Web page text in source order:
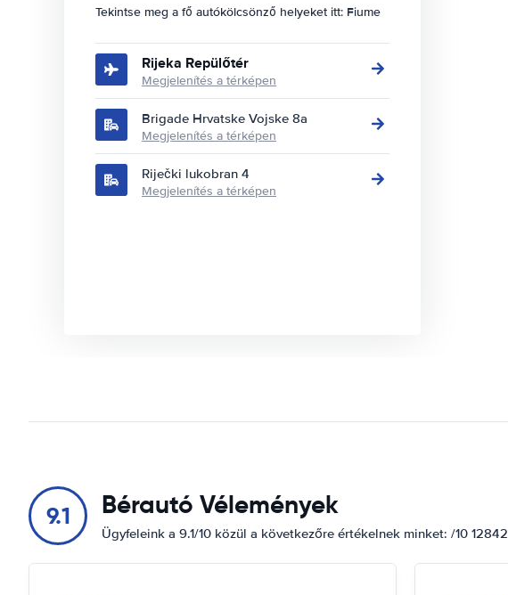
Tekintse meg a fő autókölcsönző helyeket itt: Fiume
Rijeka Repülőtér
Megjelenítés a térképen
Brigade Hrvatske Vojske 8a
Megjelenítés a térképen
Riječki lukobran 4
Megjelenítés a térképen
9.1 Bérautó Vélemények
Ügyfeleink a 9.1/10 közül a következőre értékelnek minket: /10 12842